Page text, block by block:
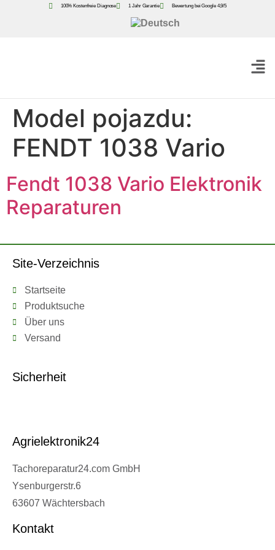
100% Kostenfreie Diagnose 1 Jahr Garantie Bewertung bei Google 4,9/5
Model pojazdu:
FENDT 1038 Vario
Fendt 1038 Vario Elektronik
Reparaturen
Site-Verzeichnis
Startseite
Produktsuche
Über uns
Versand
Sicherheit
Agrielektronik24
Tachoreparatur24.com GmbH
Ysenburgerstr.6
63607 Wächtersbach
Kontakt